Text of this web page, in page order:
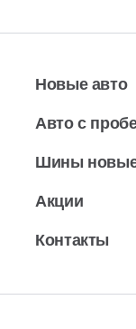
Новые авто
Авто с
Шины
Акции
Контакты